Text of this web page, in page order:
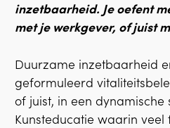
inzetbaarheid. Je oefent
met je werkgever, of juist
Duurzame inzetbaarheid
geformuleerd
of juist, in een dynamische
Kunsteducatie waarin